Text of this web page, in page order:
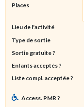
Places
Lieu de l'activité
Type de sortie
Sortie gratuite ?
Enfants acceptés ?
Liste compl. acceptée ?
Access. PMR ?